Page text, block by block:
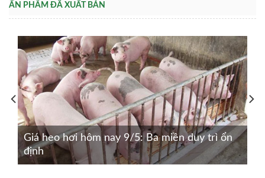
ẤN PHẨM ĐÃ XUẤT BẢN
Giá heo hơi hôm nay 9/5: Ba miền duy trì ổn
định